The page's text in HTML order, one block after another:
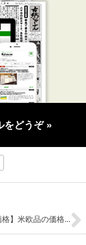
をどうぞ »
格】米欧品の価格...